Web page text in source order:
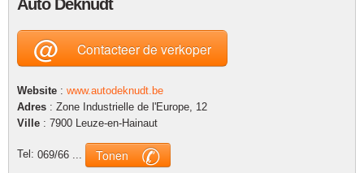
Auto Deknudt
@Contacteer de verkoper
Website : www.autodeknudt.be
Adres : Zone Industrielle de l'Europe, 12
Ville : 7900 Leuze-en-Hainaut
Tel: 069/66 ... Tonen✆